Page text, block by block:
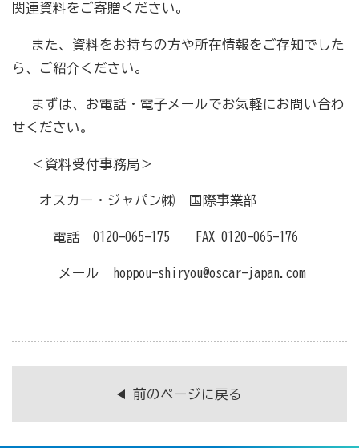
関連資料をご寄贈ください。
また、資料をお持ちの方や所在情報をご存知でした
ら、ご紹介ください。
まずは、お電話・電子メールでお気軽にお問い合わ
せください。
＜資料受付事務局＞
オスカー・ジャパン㈱ 国際事業部
電話 0120-065-175 FAX 0120-065-176
メール hoppou-shiryou@oscar-japan.com
前のページに戻る
用共済）
従業員の退職金共済制度
経営者の退職金制度（小規模企業共済）
取引先の破たんによる連鎖倒産を防ぐ（中小企業倒産防
止共済）
度）
全国商工会連合会会員福祉共済「がん」重点補償
（商工会の業務災害保険）
事業活動のリスクを全て備えた保険（ビジネス総合保